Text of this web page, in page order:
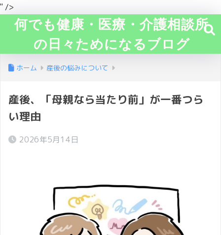
" />
何でも健康・医療・介護相談所
の日々ためになるブログ
ホーム 産後の悩みについて
産後、「母親なら当たり前」が一番つら
い理由
2026年5月14日